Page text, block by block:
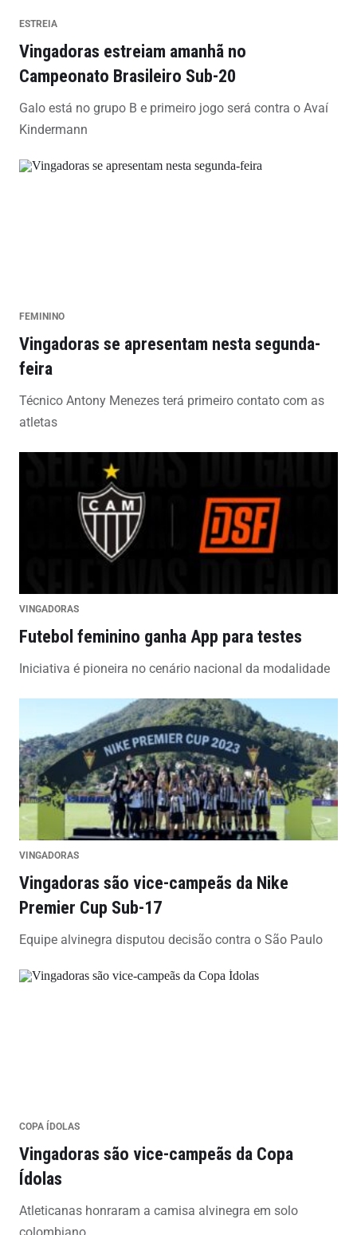
ESTREIA
Vingadoras estreiam amanhã no
Campeonato Brasileiro Sub-20
Galo está no grupo B e primeiro jogo será contra o Avaí
Kindermann
FEMININO
Vingadoras se apresentam nesta segunda-
feira
Técnico Antony Menezes terá primeiro contato com as
atletas
VINGADORAS
Futebol feminino ganha App para testes
Iniciativa é pioneira no cenário nacional da modalidade
VINGADORAS
Vingadoras são vice-campeãs da Nike
Premier Cup Sub-17
Equipe alvinegra disputou decisão contra o São Paulo
COPA ÍDOLAS
Vingadoras são vice-campeãs da Copa
Ídolas
Atleticanas honraram a camisa alvinegra em solo